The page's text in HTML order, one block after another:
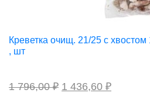
Креветка очищ. 21/25 с хвостом
, шт
1 796,00₽ Первоначальная
1 436,60 ₽Текущая